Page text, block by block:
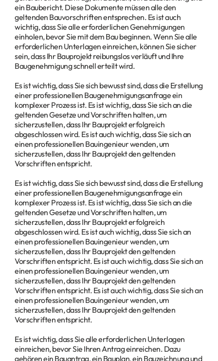
ein Baubericht. Diese Dokumente müssen alle den
geltenden Bauvorschriften entsprechen. Es ist auch
wichtig, dass Sie alle erforderlichen Genehmigungen
einholen, bevor Sie mit dem Bau beginnen. Wenn Sie alle
erforderlichen Unterlagen einreichen, können Sie sicher
sein, dass Ihr Bauprojekt reibungslos verläuft und Ihre
Baugenehmigung schnell erteilt wird.
Es ist wichtig, dass Sie sich bewusst sind, dass die Erstellung
einer professionellen Baugenehmigungsanfrage ein
komplexer Prozess ist. Es ist wichtig, dass Sie sich an die
geltenden Gesetze und Vorschriften halten, um
sicherzustellen, dass Ihr Bauprojekt erfolgreich
abgeschlossen wird. Es ist auch wichtig, dass Sie sich an
einen professionellen Bauingenieur wenden, um
sicherzustellen, dass Ihr Bauprojekt den geltenden
Vorschriften entspricht.
Es ist wichtig, dass Sie sich bewusst sind, dass die Erstellung
einer professionellen Baugenehmigungsanfrage ein
komplexer Prozess ist. Es ist wichtig, dass Sie sich an die
geltenden Gesetze und Vorschriften halten, um
sicherzustellen, dass Ihr Bauprojekt erfolgreich
abgeschlossen wird. Es ist auch wichtig, dass Sie sich an
einen professionellen Bauingenieur wenden, um
sicherzustellen, dass Ihr Bauprojekt den geltenden
Vorschriften entspricht. Es ist auch wichtig, dass Sie sich an
einen professionellen Bauingenieur wenden, um
sicherzustellen, dass Ihr Bauprojekt den geltenden
Vorschriften entspricht. Es ist auch wichtig, dass Sie sich an
einen professionellen Bauingenieur wenden, um
sicherzustellen, dass Ihr Bauprojekt den geltenden
Vorschriften entspricht.
Es ist wichtig, dass Sie alle erforderlichen Unterlagen
einreichen, bevor Sie Ihren Antrag einreichen. Dazu
gehören ein Bauantrag, ein Bauplan, ein Bauzeichnung und